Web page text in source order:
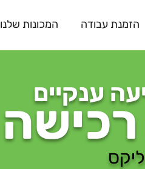
הזמנת עבודה המכונות שלנו
ענקיים